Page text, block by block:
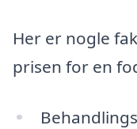
Her er nogle
prisen for en